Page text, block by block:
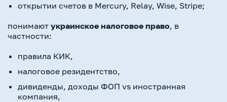
открытии счетов в Mercury, Relay, Wise, Stripe;
понимают украинское налоговое право, в
частности:
правила КИК,
налоговое резидентство,
дивиденды, доходы ФОП vs иностранная
компания,